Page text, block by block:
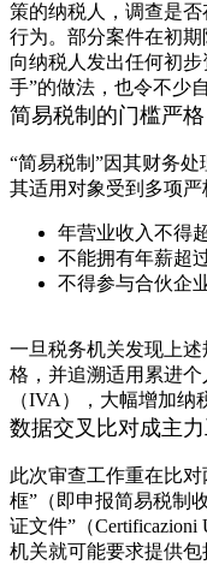
策的纳税人，调查是
行为。部分案件在初
向纳税人发出任何初
手”的做法，也令不少
简易税制的门槛严
“简易税制”因其财务
其适用对象受到多项严
年营业收入不得
不能拥有年薪超
不得参与合伙企
一旦税务机关发现上
格，并追溯适用累进
（IVA），大幅增加纳
数据交叉比对成主
此次审查工作重在比
框”（即申报简易税制
证文件”（
机关就可能要求提供